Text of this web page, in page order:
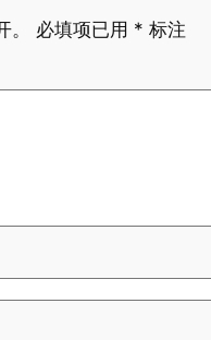
必填项已用 * 标注